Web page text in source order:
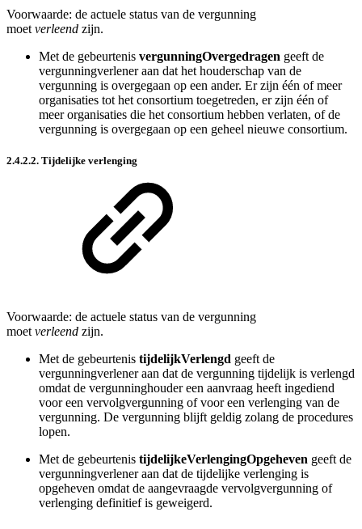
Voorwaarde: de actuele status van de vergunning
moet verleend zijn.
Met de gebeurtenis vergunningOvergedragen geeft de
vergunningverlener aan dat het houderschap van de
vergunning is overgegaan op een ander. Er zijn één of meer
organisaties tot het consortium toegetreden, er zijn één of
meer organisaties die het consortium hebben verlaten, of de
vergunning is overgegaan op een geheel nieuwe consortium.
2.4.2.2. Tijdelijke verlenging
Voorwaarde: de actuele status van de vergunning
moet verleend zijn.
Met de gebeurtenis tijdelijkVerlengd geeft de
vergunningverlener aan dat de vergunning tijdelijk is verlengd
omdat de vergunninghouder een aanvraag heeft ingediend
voor een vervolgvergunning of voor een verlenging van de
vergunning. De vergunning blijft geldig zolang de procedures
lopen.
Met de gebeurtenis tijdelijkeVerlengingOpgeheven geeft de
vergunningverlener aan dat de tijdelijke verlenging is
opgeheven omdat de aangevraagde vervolgvergunning of
verlenging definitief is geweigerd.